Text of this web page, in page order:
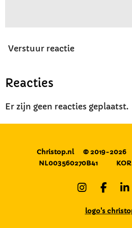
Verstuur reactie
Reacties
Er zijn geen reacties geplaatst.
Christop.nl © 2019-2026
NL003560270B41
I
F
c
L
n
logo's